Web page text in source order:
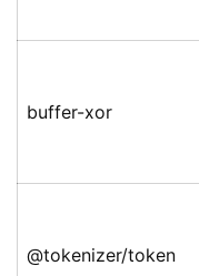
buffer-xor
@tokenizer/token